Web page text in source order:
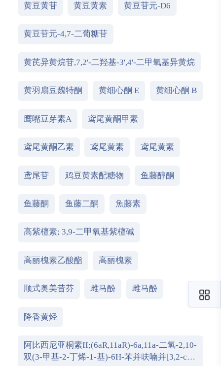
黄豆黄苷 黄豆黄素 黄豆苷元-D6
黄豆苷元-4,7-二葡糖苷
黄芪异黄烷苷,7,2'-二羟基-3',4'-二甲氧基异黄烷
黄羽扇豆魏特酮 黄细心酮 E 黄细心酮 B
鹰嘴豆芽素A 鸢尾黄酮甲素
鸢尾黄酮乙素 鸢尾黄素 鸢尾黄素
鸢尾苷 鸡豆黄素配糖物 鱼藤醇酮
鱼藤酮 鱼藤二酮 魚藤素
高紫檀素; 3,9-二甲氧基紫檀碱
高丽槐素乙酸酯 高丽槐素
顺式奥美昔芬 雌马酚 雌马酚
降香黄烃
阿比西尼亚桐素II;(6aR,11aR)-6a,11a-二氢-2,10-
双(3-甲基-2-丁烯-1-基)-6H-苯并呋喃并[3,2-c]